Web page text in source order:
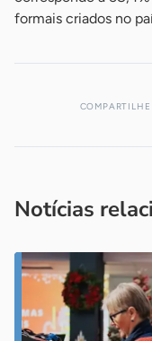
formais criados no
COMPARTILHE
Notícias